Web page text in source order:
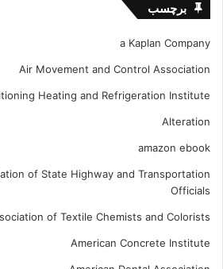
برچسب
a Kaplan Company
Air Movement and Control Association
Heating and Refrigeration Institute
Alteration
amazon ebook
of State Highway and Transportation
Officials
of Textile Chemists and Colorists
American Concrete Institute